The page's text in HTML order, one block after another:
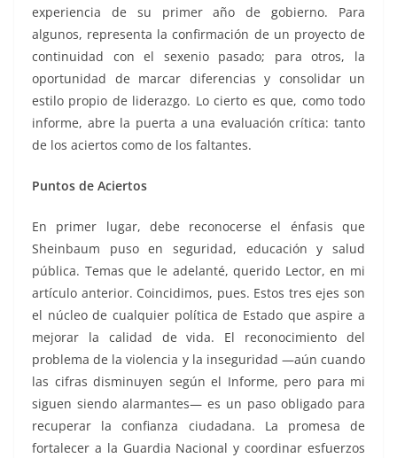
experiencia de su primer año de gobierno. Para
algunos, representa la confirmación de un proyecto de
continuidad con el sexenio pasado; para otros, la
oportunidad de marcar diferencias y consolidar un
estilo propio de liderazgo. Lo cierto es que, como todo
informe, abre la puerta a una evaluación crítica: tanto
de los aciertos como de los faltantes.
Puntos de Aciertos
En primer lugar, debe reconocerse el énfasis que
Sheinbaum puso en seguridad, educación y salud
pública. Temas que le adelanté, querido Lector, en mi
artículo anterior. Coincidimos, pues. Estos tres ejes son
el núcleo de cualquier política de Estado que aspire a
mejorar la calidad de vida. El reconocimiento del
problema de la violencia y la inseguridad —aún cuando
las cifras disminuyen según el Informe, pero para mi
siguen siendo alarmantes— es un paso obligado para
recuperar la confianza ciudadana. La promesa de
fortalecer a la Guardia Nacional y coordinar esfuerzos